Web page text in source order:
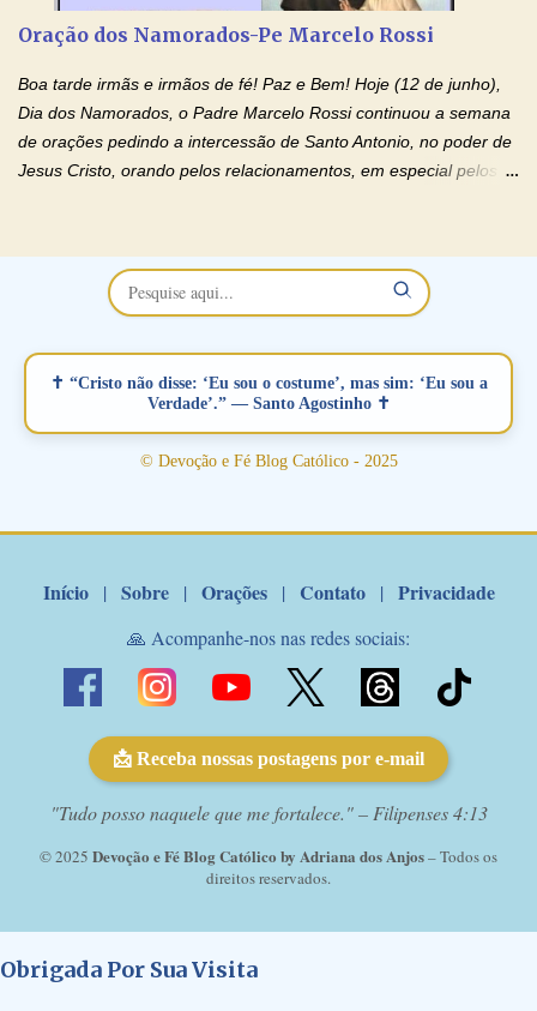
Oração Pelos Casais Que Estão Separados Casais que estão
separados, devido ao envolvimento de outras pessoas no
relacionamento e que minaram, espiritualmente, a relação do
casal. Vamos orar (coloque o seu esposo ou esposa diante de
Deus). "Senhor Jesus, restaura os laços ...
Oração dos Namorados-Pe Marcelo Rossi
Boa tarde irmãs e irmãos de fé! Paz e Bem! Hoje (12 de junho),
Dia dos Namorados, o Padre Marcelo Rossi continuou a semana
de orações pedindo a intercessão de Santo Antonio, no poder de
Jesus Cristo, orando pelos relacionamentos, em especial pelos
maravilhosos cartões que coloquei aqui para vocês. Não perca
esta abençoada semana no Momento de Fé do Padre Marcelo,
vamos juntos formar esta forte corrente de orações. Você que
verdadeiro, ou que está com problemas no relacionamento
amoroso, creia na poderosa intercessão deste santo amigo:
Santo Antonio! Tenha fé, não desista, pois ele intercede por nós
junto a Jesus! Fique no Amor Ágape de Jesus e no Amor Materno
✝ “Cristo não disse: ‘Eu sou o costume’, mas sim: ‘Eu sou a
Verdade’.” — Santo Agostinho ✝
© Devoção e Fé Blog Católico - 2025
Início | Sobre | Orações | Contato | Privacidade
🙏 Acompanhe-nos nas redes sociais:
📩 Receba nossas postagens por e-mail
"Tudo posso naquele que me fortalece." – Filipenses 4:13
© 2025 Devoção e Fé Blog Católico by Adriana dos Anjos– Todos os
direitos reservados.
Obrigada Por Sua Visita